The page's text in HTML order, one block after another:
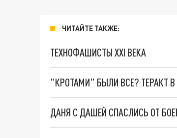
ЧИТАЙТЕ ТАКЖЕ:
ТЕХНОФАШИСТЫ XXI ВЕКА
"КРОТАМИ" БЫЛИ ВСЕ? ТЕРАКТ
ДАНЯ С ДАШЕЙ СПАСЛИСЬ ОТ